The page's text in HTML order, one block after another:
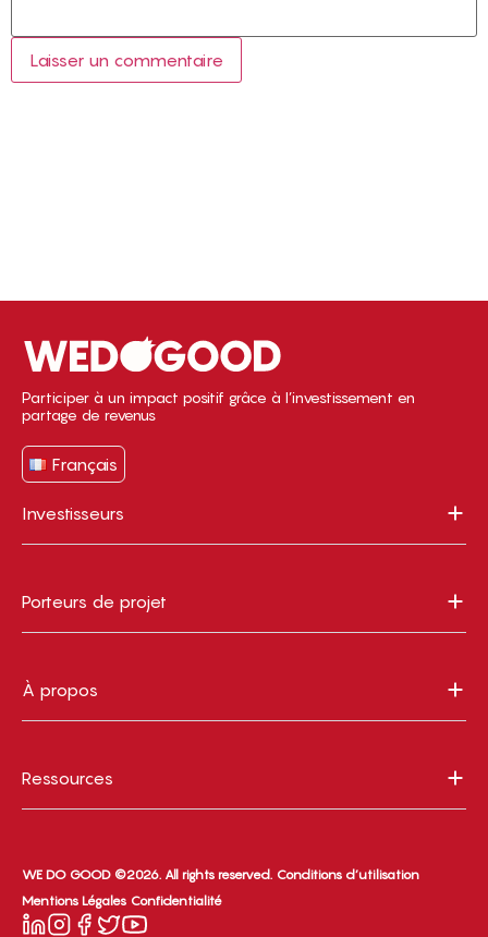
Participer à un impact positif grâce à l’investissement en
partage de revenus
Français
Investisseurs
Porteurs de projet
À propos
Ressources
WE DO GOOD ©2026. All rights reserved. Conditions d’utilisation
Mentions Légales Confidentialité